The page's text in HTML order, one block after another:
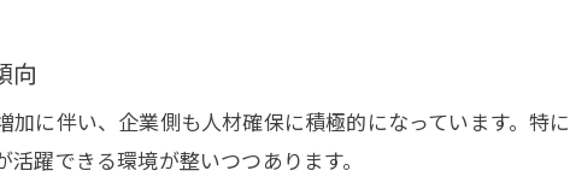
求人応募時に押さえたい未経験者の強み
向
に伴い、企業側も人材確保に積極的になっています。特
躍できる環境が整いつつあります。